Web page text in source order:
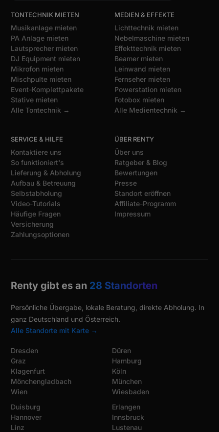
TONTECHNIK MIETEN
Musikanlage mieten
PA Anlage mieten
Lautsprecher mieten
DJ Equipment mieten
Mikrofon mieten
Mischpulte mieten
Event-Komplettpakete
Stative mieten
Alle Tontechnik →
MEDIEN & EFFEKTE
Lichttechnik mieten
Nebelmaschine mieten
Effekttechnik mieten
Beamer mieten
Leinwand mieten
Fernseher mieten
Powerstation mieten
Fotobox mieten
Alle Medientechnik →
SERVICE & HILFE
Kontaktiere uns
So funktioniert's
Lieferung & Abholung
Aufbau & Betreuung
Selbstabholung
Video-Tutorials
Häufige Fragen
Versicherung
Zahlungsoptionen
ÜBER RENTY
Über uns
Ratgeber & Blog
Bewertungen
Presse
Standort eröffnen
Affiliate-Programm
Impressum
Renty gibt es an 28 Standorten
Persönliche Übergabe, lokale Beratung, direkte Abholung. In
ganz Deutschland und Österreich.
Alle Standorte mit Karte →
Dresden
Graz
Klagenfurt
Mönchengladbach
Wien
Düren
Hamburg
Köln
München
Wiesbaden
Duisburg
Hannover
Linz
Erlangen
Innsbruck
Lustenau